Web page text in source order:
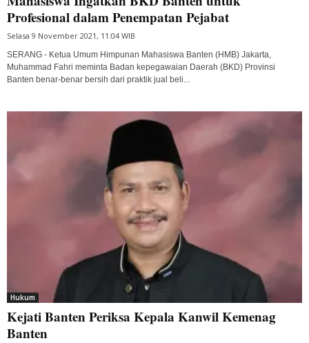
Profesional dalam Penempatan Pejabat
Selasa 9 November 2021, 11:04 WIB
SERANG - Ketua Umum Himpunan Mahasiswa Banten (HMB) Jakarta,
Muhammad Fahri meminta Badan kepegawaian Daerah (BKD) Provinsi
Banten benar-benar bersih dari praktik jual beli...
Hukum
Kejati Banten Periksa Kepala Kanwil Kemenag
Banten